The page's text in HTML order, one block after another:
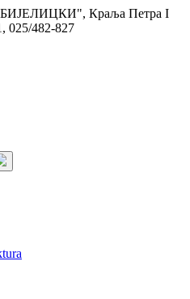
БИЈЕЛИЦКИ", Краља Петра I
025/482-827